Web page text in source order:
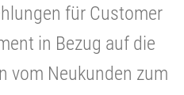
für Customer
in Bezug auf die
vom Neukunden zum